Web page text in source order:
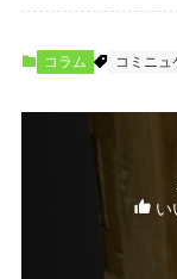
コラム コミニュ
い